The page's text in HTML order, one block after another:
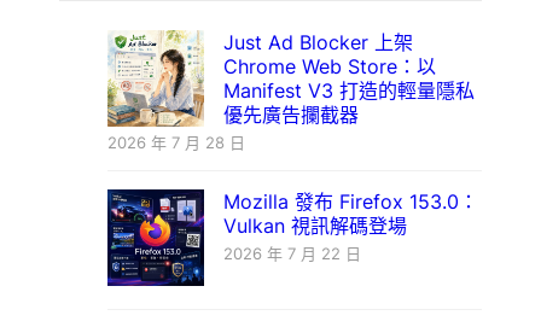
Just Ad Blocker 上架
Chrome Web Store：以
Manifest V3 打造的輕量隱私
優先廣告攔截器
2026 年 7 月 28 日
Mozilla 發布 Firefox 153.0：
Vulkan 視訊解碼登場
2026 年 7 月 22 日